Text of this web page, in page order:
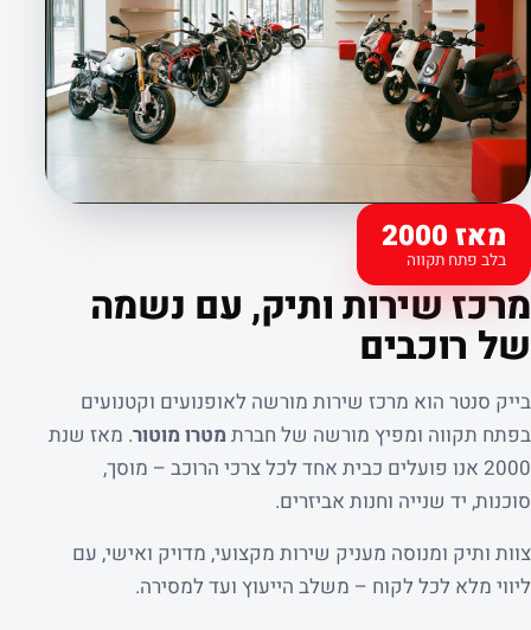
מאז 2000
בלב פתח תקווה
קצת עלינו
מרכז שירות ותיק, עם נשמה
של רוכבים
בייק סנטר הוא מרכז שירות מורשה לאופנועים וקטנועים
בפתח תקווה ומפיץ מורשה של חברת מטרו מוטור. מאז שנת
2000 אנו פועלים כבית אחד לכל צרכי הרוכב – מוסך,
סוכנות, יד שנייה וחנות אביזרים.
צוות ותיק ומנוסה מעניק שירות מקצועי, מדויק ואישי, עם
ליווי מלא לכל לקוח – משלב הייעוץ ועד למסירה.